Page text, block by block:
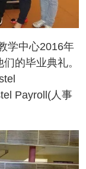
学中心2016年
的毕业典礼。
Payroll(人事